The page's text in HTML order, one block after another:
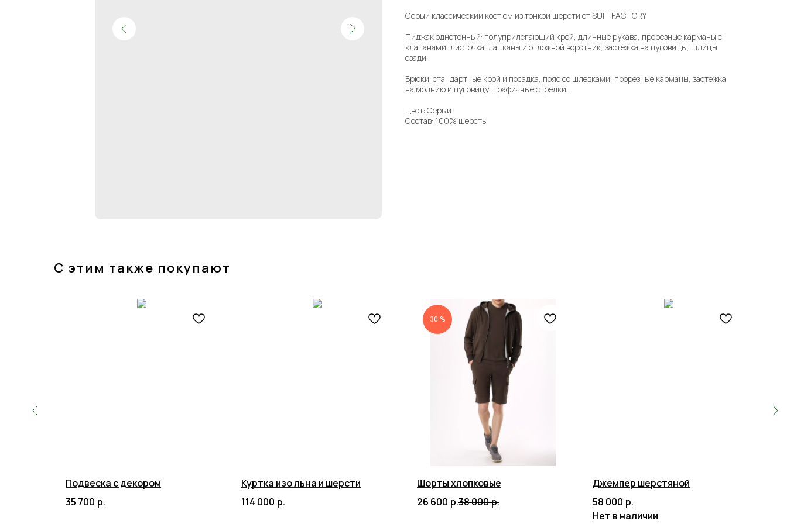
Серый классический костюм из тонкой шерсти от SUIT FACTORY.
Пиджак однотонный: полуприлегающий крой, длинные рукава, прорезные карманы с
клапанами, листочка, лацканы и отложной воротник, застежка на пуговицы, шлицы
сзади.
Брюки: стандартные крой и посадка, пояс со шлевками, прорезные карманы, застежка
на молнию и пуговицу, графичные стрелки.
Цвет: Серый
Состав: 100% шерсть
С этим также покупают
Подвеска с декором
35 700 р.
Куртка изо льна и шерсти
114 000 р.
30 %
Шорты хлопковые
26 600 р.38 000р.
Джемпер шерстяной
58 000 р.
Нет в наличии